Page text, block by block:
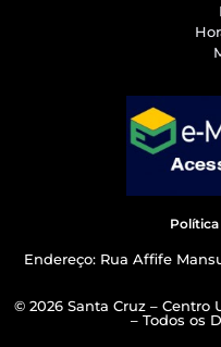
Endereço: Rua Affife
© 2026 Santa Cruz – Centro
– Todos os